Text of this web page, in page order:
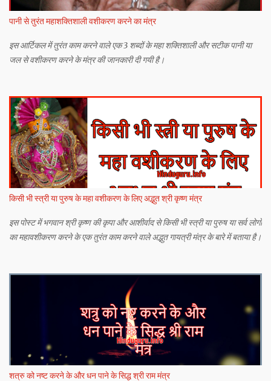
पानी से तुरंत महाशक्तिशाली वशीकरण करने का मंत्र
इस आर्टिकल में तुरंत काम करने वाले एक 3 शब्दों के महा शक्तिशाली और सटीक पानी या
जल से वशीकरण करने के मंत्र की जानकारी दी गयी है।
किसी भी स्त्री या पुरुष के महा वशीकरण के लिए अद्भुत श्री कृष्ण मंत्र
इस पोस्ट में भगवान श्री कृष्ण की कृपा और आशीर्वाद से किसी भी स्त्री या पुरुष या सर्व लोगों
का महावशीकरण करने के एक तुरंत काम करने वाले अद्भुत गायत्री मंत्र के बारे में बताया है।
शत्रु को नष्ट करने के और धन पाने के सिद्ध श्री राम मंत्र